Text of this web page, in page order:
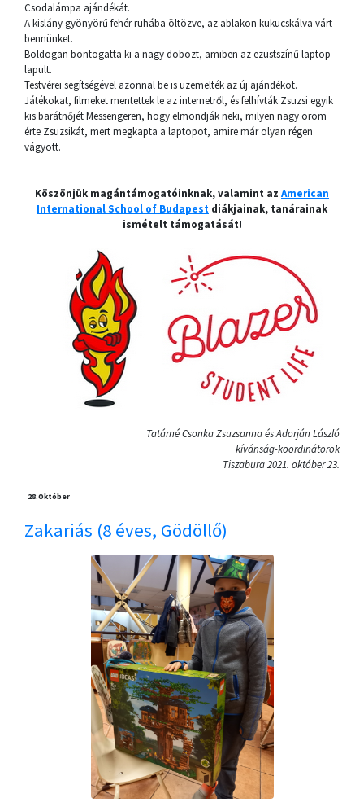
Csodalámpa ajándékát.
A kislány gyönyörű fehér ruhába öltözve, az ablakon kukucskálva várt
bennünket.
Boldogan bontogatta ki a nagy dobozt, amiben az ezüstszínű laptop
lapult.
Testvérei segítségével azonnal be is üzemelték az új ajándékot.
Játékokat, filmeket mentettek le az internetről, és felhívták Zsuzsi egyik
kis barátnőjét Messengeren, hogy elmondják neki, milyen nagy öröm
érte Zsuzsikát, mert megkapta a laptopot, amire már olyan régen
vágyott.
Köszönjük magántámogatóinknak, valamint az American
International School of Budapest diákjainak, tanárainak
ismételt támogatását!
Tatárné Csonka Zsuzsanna és Adorján László
kívánság-koordinátorok
Tiszabura 2021. október 23.
28.Október
Zakariás (8 éves, Gödöllő)